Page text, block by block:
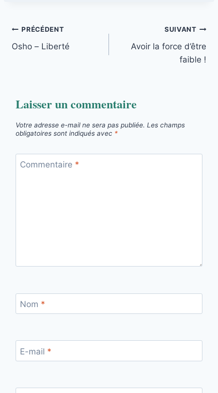
Navigation
de
PRÉCÉDENT
Osho – Liberté
SUIVANT
Avoir la force d’être
faible !
Laisser un commentaire
Votre adresse e-mail ne sera pas publiée. Les champs
obligatoires sont indiqués avec *
Commentaire *
Nom *
E-mail *